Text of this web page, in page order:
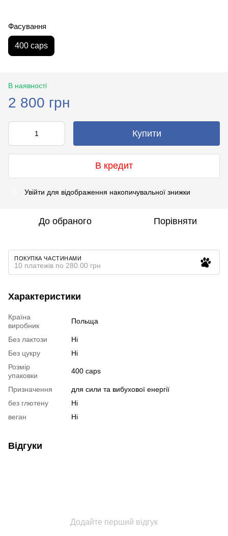
Фасування
400 caps
В наявності
2 800 грн
Купити
В кредит
Увійти для відображення накопичувальної знижки
До обраного Порівняти
ПОКУПКА ЧАСТИНАМИ
10 платежів по 280.00 грн
Характеристики
Країна
виробник
Польща
Без лактози
Ні
Без цукру
Ні
Розмір
упаковки
400 caps
Призначення
для сили та вибухової енергії
без глютену
Ні
веган
Ні
Відгуки
Додайте перший відгук